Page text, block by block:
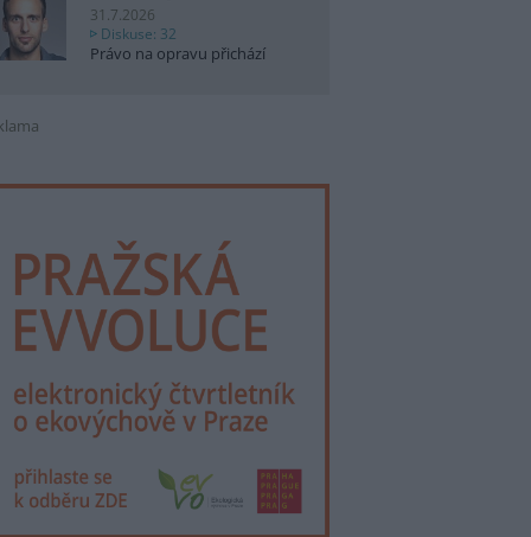
31.7.2026
Diskuse: 32
Právo na opravu přichází